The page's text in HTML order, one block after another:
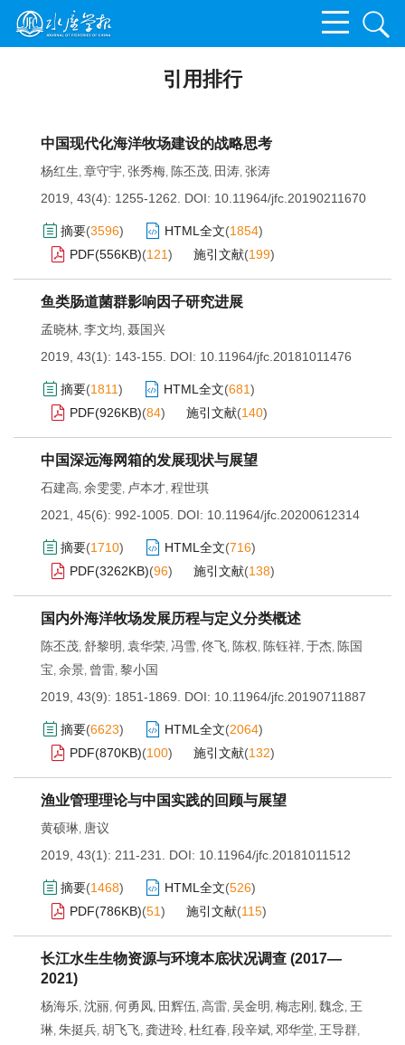
引用排行
中国现代化海洋牧场建设的战略思考
杨红生, 章守宇, 张秀梅, 陈丕茂, 田涛, 张涛
2019, 43(4): 1255-1262.
DOI: 10.11964/jfc.20190211670
摘要(3596) HTML全文(1854)
PDF(556KB)(121) 施引文献(199)
鱼类肠道菌群影响因子研究进展
孟晓林, 李文均, 聂国兴
2019, 43(1): 143-155.
DOI: 10.11964/jfc.20181011476
摘要(1811) HTML全文(681)
PDF(926KB)(84) 施引文献(140)
中国深远海网箱的发展现状与展望
石建高, 余雯雯, 卢本才, 程世琪
2021, 45(6): 992-1005.
DOI: 10.11964/jfc.20200612314
摘要(1710) HTML全文(716)
PDF(3262KB)(96) 施引文献(138)
国内外海洋牧场发展历程与定义分类概述
陈丕茂, 舒黎明 , 袁华荣, 冯雪, 佟飞, 陈权, 陈钰祥, 于杰, 陈国
宝, 余景, 曾雷, 黎小国
2019, 43(9): 1851-1869.
DOI: 10.11964/jfc.20190711887
摘要(6623) HTML全文(2064)
PDF(870KB)(100) 施引文献(132)
渔业管理理论与中国实践的回顾与展望
黄硕琳, 唐议
2019, 43(1): 211-231.
DOI: 10.11964/jfc.20181011512
摘要(1468) HTML全文(526)
PDF(786KB)(51) 施引文献(115)
长江水生生物资源与环境本底状况调查 (2017—
2021)
杨海乐, 沈丽, 何勇凤, 田辉伍, 高雷, 吴金明 , 梅志刚 , 魏念, 王
琳, 朱挺兵, 胡飞飞, 龚进玲, 杜红春, 段辛斌, 邓华堂, 王导群,